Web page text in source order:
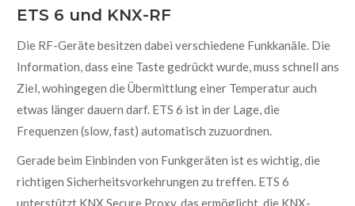
ETS 6 und KNX-RF
Die RF-Geräte besitzen dabei verschiedene Funkkanäle. Die
Information, dass eine Taste gedrückt wurde, muss schnell ans
Ziel, wohingegen die Übermittlung einer Temperatur auch
etwas länger dauern darf. ETS 6 ist in der Lage, die
Frequenzen (slow, fast) automatisch zuzuordnen.
Gerade beim Einbinden von Funkgeräten ist es wichtig, die
richtigen Sicherheitsvorkehrungen zu treffen. ETS 6
unterstützt KNX Secure Proxy, das ermöglicht, die KNX-